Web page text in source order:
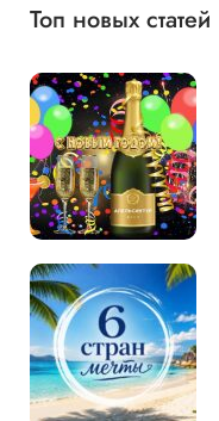
Топ новых статей